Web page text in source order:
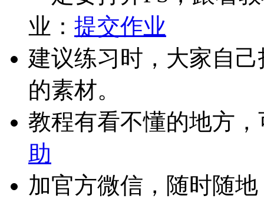
业： 提交作业
建议练习时，大家自
的素材。
教程有看不懂的地方
助
加官方微信，随时随